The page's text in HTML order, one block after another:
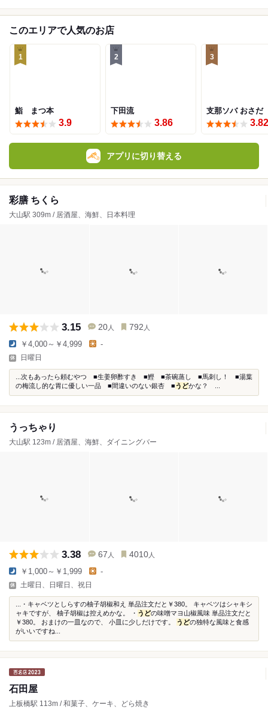
このエリアで人気のお店
1
鮨 まつ本
3.9
2
下田流
3.86
3
支那ソバ おさだ
3.82
アプリに切り替える
彩膳 ちくら
大山駅 309m / 居酒屋、海鮮、日本料理
3.15 20 人 792 人
￥4,000～￥4,999 -
日曜日
...次もあったら頼むやつ ■生姜卵酢すき ■鰹 ■茶碗蒸し ■馬刺し！ ■湯葉
の梅流し的な胃に優しい一品 ■間違いのない銀杏 ■うどかな？ ...
うっちゃり
大山駅 123m / 居酒屋、海鮮、ダイニングバー
3.38 67 人 4010 人
￥1,000～￥1,999 -
土曜日、日曜日、祝日
...・キャベツとしらすの柚子胡椒和え 単品注文だと￥380。 キャベツはシャキシ
ャキですが、 柚子胡椒は控えめかな。 ・ うどの味噌マヨ山椒風味 単品注文だと
￥380。 おまけの一皿なので、 小皿に少しだけです。 うどの独特な風味と食感
がいいですね...
石田屋
上板橋駅 113m / 和菓子、ケーキ、どら焼き